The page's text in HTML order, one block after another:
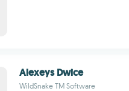
Alexeys Dwice
WildSnake TM Software